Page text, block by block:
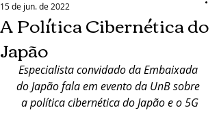
A Política Cibernética do
Japão
15 de jun. de 2022
Especialista convidado da Embaixada
do Japão fala em evento da UnB sobre
a política cibernética do Japão e o 5G